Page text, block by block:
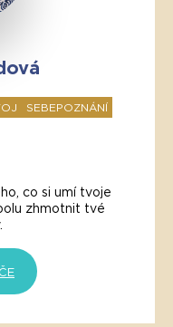
SEBEPOZNÁNÍ
co si umí tvoje
zhmotnit tvé